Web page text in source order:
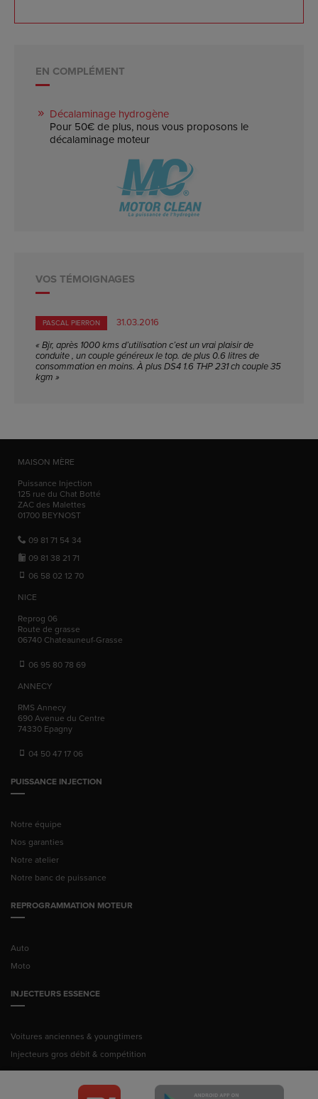
EN COMPLÉMENT
Décalaminage hydrogène
Pour 50€ de plus, nous vous proposons le
décalaminage moteur
VOS TÉMOIGNAGES
PASCAL PIERRON
31.03.2016
« Bjr, après 1000 kms d’utilisation c’est un vrai plaisir de
conduite , un couple généreux le top. de plus 0.6 litres de
consommation en moins. À plus DS4 1.6 THP 231 ch couple 35
kgm »
MAISON MÈRE
Puissance Injection
125 rue du Chat Botté
ZAC des Malettes
01700 BEYNOST
09 81 71 54 34
09 81 38 21 71
06 58 02 12 70
NICE
Reprog 06
Route de grasse
06740 Chateauneuf-Grasse
06 95 80 78 69
ANNECY
RMS Annecy
690 Avenue du Centre
74330 Epagny
04 50 47 17 06
PUISSANCE INJECTION
Notre équipe
Nos garanties
Notre atelier
Notre banc de puissance
REPROGRAMMATION MOTEUR
Auto
Moto
INJECTEURS ESSENCE
Voitures anciennes & youngtimers
Injecteurs gros débit & compétition
© Pussance Injection 2026 - Mentions légales